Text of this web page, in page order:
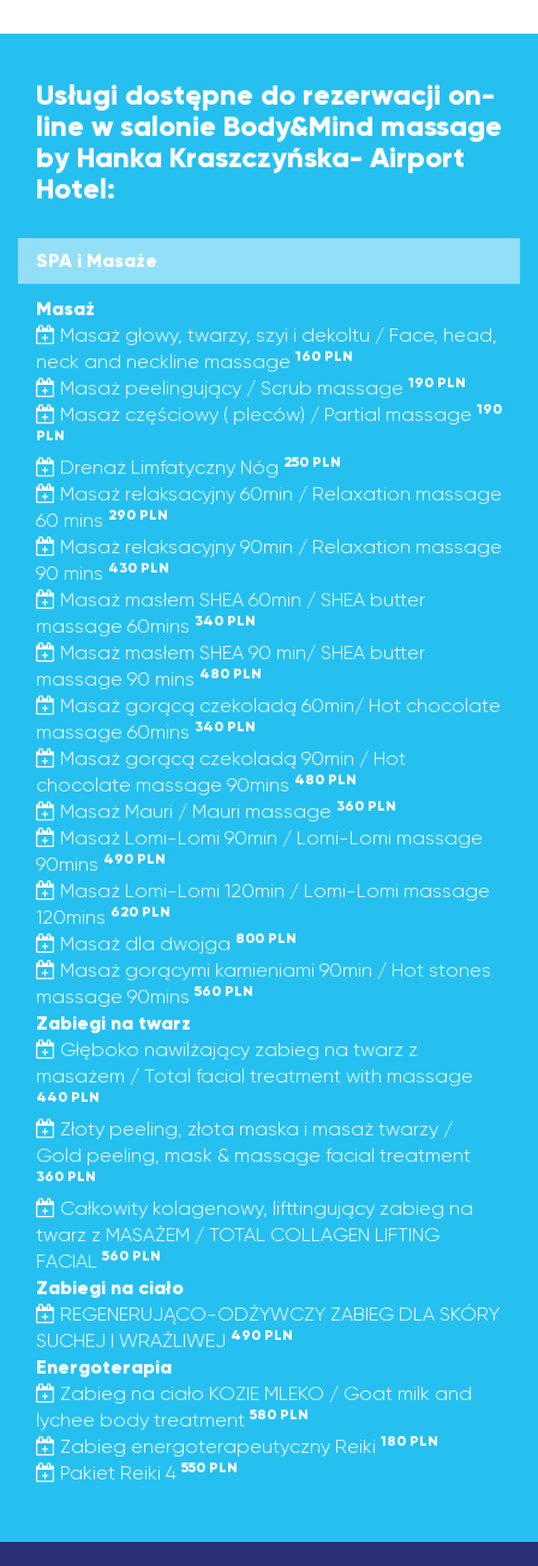
Usługi dostępne do rezerwacji on-
line w salonie Body&Mind massage
by Hanka Kraszczyńska- Airport
Hotel:
SPA i Masaże
Masaż
Masaż głowy, twarzy, szyi i dekoltu / Face, head,
neck and neckline massage 160 PLN
Masaż peelingujący / Scrub massage 190 PLN
Masaż częściowy ( pleców) / Partial massage 190
PLN
Drenaż Limfatyczny Nóg 250 PLN
Masaż relaksacyjny 60min / Relaxation massage
60 mins 290 PLN
Masaż relaksacyjny 90min / Relaxation massage
90 mins 430 PLN
Masaż masłem SHEA 60min / SHEA butter
massage 60mins 340 PLN
Masaż masłem SHEA 90 min/ SHEA butter
massage 90 mins 480 PLN
Masaż gorącą czekoladą 60min/ Hot chocolate
massage 60mins 340 PLN
Masaż gorącą czekoladą 90min / Hot
chocolate massage 90mins 480 PLN
Masaż Mauri / Mauri massage 360 PLN
Masaż Lomi-Lomi 90min / Lomi-Lomi massage
90mins 490 PLN
Masaż Lomi-Lomi 120min / Lomi-Lomi massage
120mins 620 PLN
Masaż dla dwojga 800 PLN
Masaż gorącymi kamieniami 90min / Hot stones
massage 90mins 560 PLN
Zabiegi na twarz
Głęboko nawilżający zabieg na twarz z
masażem / Total facial treatment with massage
440 PLN
Złoty peeling, złota maska i masaż twarzy /
Gold peeling, mask & massage facial treatment
360 PLN
Całkowity kolagenowy, lifttingujący zabieg na
twarz z MASAŻEM / TOTAL COLLAGEN LIFTING
FACIAL 560 PLN
Zabiegi na ciało
REGENERUJĄCO-ODŻYWCZY ZABIEG DLA SKÓRY
SUCHEJ I WRAŻLIWEJ 490 PLN
Energoterapia
Zabieg na ciało KOZIE MLEKO / Goat milk and
lychee body treatment 580 PLN
Zabieg energoterapeutyczny Reiki 180 PLN
Pakiet Reiki 4 550 PLN